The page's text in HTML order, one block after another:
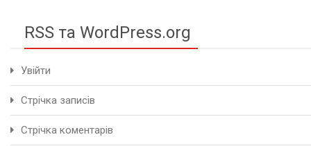
RSS та WordPress.org
Увійти
Стрічка записів
Стрічка коментарів